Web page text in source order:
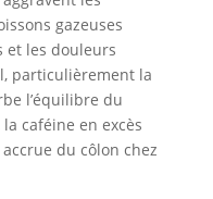
gazeuses
et les douleurs
particulièrement la
l’équilibre du
caféine en excès
du côlon chez